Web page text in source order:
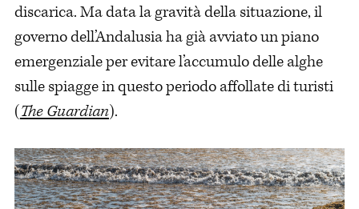
discarica. Ma data la gravità della situazione, il
governo dell’Andalusia ha già avviato un piano
emergenziale per evitare l’accumulo delle alghe
sulle spiagge in questo periodo affollate di turisti
(The Guardian).